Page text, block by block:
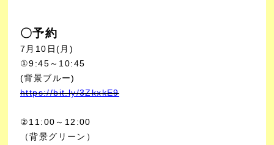
〇予約
7月10日(月)
①9:45～10:45
(背景ブルー)
https://bit.ly/3ZkxkE9
②11:00～12:00
（背景グリーン）